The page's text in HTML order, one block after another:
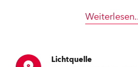
Weiterlesen
Lichtquelle